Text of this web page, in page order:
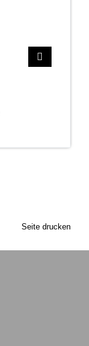
Seite drucken